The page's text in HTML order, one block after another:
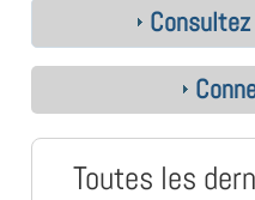
Toutes les